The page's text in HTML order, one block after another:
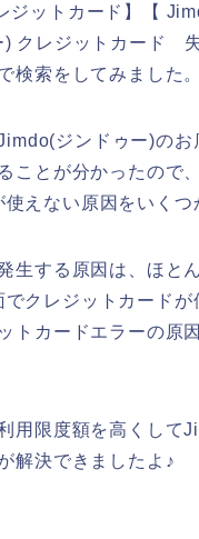
ットカード】【
クレジットカード
索をしてみました。
ジンドゥー)の
ことが分かったので
えない原因をいくつ
生する原因は、ほと
クレジットカードが
トカードエラーの原
用限度額を高くして
解決できましたよ♪